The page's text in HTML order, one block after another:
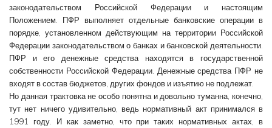
законодательством Российской Федерации и настоящим
Положением. ПФР выполняет отдельные банковские операции в
порядке, установленном действующим на территории Российской
Федерации законодательством о банках и банковской деятельности.
ПФР и его денежные средства находятся в государственной
собственности Российской Федерации. Денежные средства ПФР не
входят в состав бюджетов, других фондов и изъятию не подлежат.
Но данная трактовка не особо понятна и довольно туманна, конечно,
тут нет ничего удивительно, ведь нормативный акт принимался в
1991 году. И как заметно, что при таких нормативных актах, в